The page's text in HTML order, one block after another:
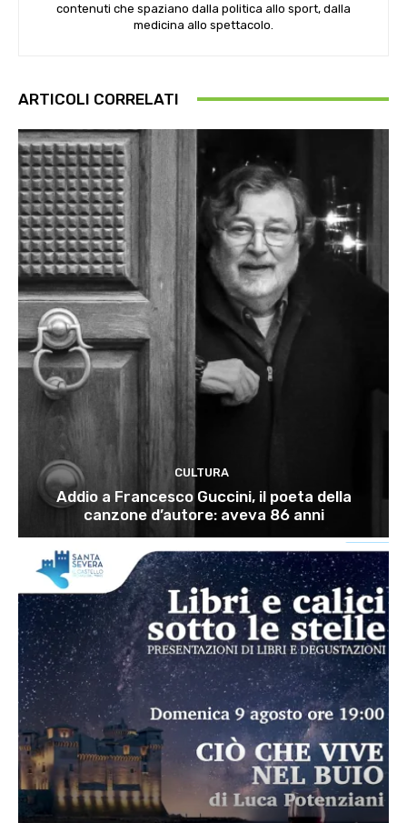
contenuti che spaziano dalla politica allo sport, dalla
medicina allo spettacolo.
ARTICOLI CORRELATI
CULTURA
Addio a Francesco Guccini, il poeta della
canzone d’autore: aveva 86 anni